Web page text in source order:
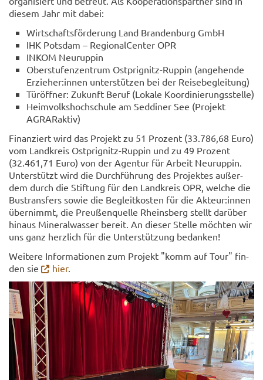
die­sem Jahr mit dabei:
Wirt­schafts­för­de­rung Land Bran­den­burg GmbH
IHK Pots­dam – Re­gio­nal­Cen­ter OPR
INKOM Neu­rup­pin
Ober­stu­fen­zen­trum Ostprignitz-​Ruppin (an­ge­hen­de
Er­zie­her:innen un­ter­stüt­zen bei der Rei­se­be­glei­tung)
Tür­öff­ner: Zu­kunft Beruf (Lo­ka­le Ko­or­di­nie­rungs­stel­le)
Heim­volks­hoch­schu­le am Sed­di­ner See (Pro­jekt
AGRARak­tiv)
Fi­nan­ziert wird das Pro­jekt zu 51 Pro­zent (33.786,68 Euro)
vom Land­kreis Ostprignitz-​Ruppin und zu 49 Pro­zent
(32.461,71 Euro) von der Agen­tur für Ar­beit Neu­rup­pin.
Un­ter­stützt wird die Durch­füh­rung des Pro­jek­tes au­ßer­
dem durch die Stif­tung für den Land­kreis OPR, wel­che die
Bus­trans­fers sowie die Be­gleit­kos­ten für die Ak­teur:innen
über­nimmt, die Preu­ßen­quel­le Rheins­berg stellt dar­über
hin­aus Mi­ne­ral­was­ser be­reit. An die­ser Stel­le möch­ten wir
uns ganz herz­lich für die Un­ter­stüt­zung be­dan­ken!
Wei­te­re In­for­ma­tio­nen zum Pro­jekt "komm auf Tour" fin­
den sie
hier.